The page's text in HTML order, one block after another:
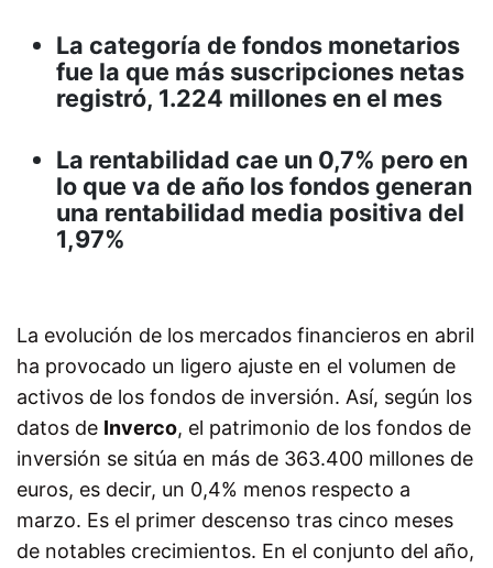
La categoría de fondos monetarios
fue la que más suscripciones netas
registró, 1.224 millones en el mes
La rentabilidad cae un 0,7% pero en
lo que va de año los fondos generan
una rentabilidad media positiva del
1,97%
La evolución de los mercados financieros en abril
ha provocado un ligero ajuste en el volumen de
activos de los fondos de inversión. Así, según los
datos de Inverco, el patrimonio de los fondos de
inversión se sitúa en más de 363.400 millones de
euros, es decir, un 0,4% menos respecto a
marzo. Es el primer descenso tras cinco meses
de notables crecimientos. En el conjunto del año,